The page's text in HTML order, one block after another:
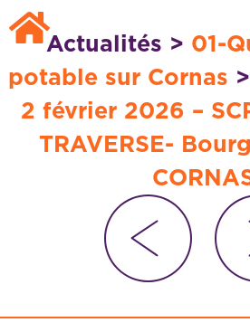
Passer au contenu principal
Actualités > 01-
potable sur Cornas >
2 février 2026 –
TRAVERSE-